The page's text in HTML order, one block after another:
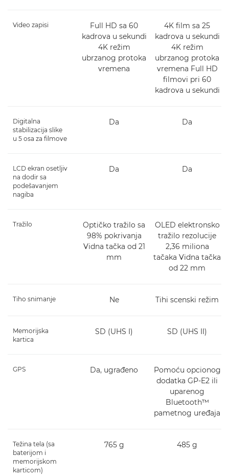
Video zapisi
Full HD sa 60
kadrova u sekundi
4K režim
ubrzanog protoka
vremena
4K film sa 25
kadrova u sekundi
4K režim
ubrzanog protoka
vremena Full HD
filmovi pri 60
kadrova u sekundi
Digitalna
stabilizacija slike
u 5 osa za filmove
Da Da
LCD ekran osetljiv
na dodir sa
podešavanjem
nagiba
Da Da
Tražilo
Optičko tražilo sa
98% pokrivanja
Vidna tačka od 21
mm
OLED elektronsko
tražilo rezolucije
2,36 miliona
tačaka Vidna tačka
od 22 mm
Tiho snimanje Ne Tihi scenski režim
Memorijska
kartica
SD (UHS I) SD (UHS II)
GPS Da, ugrađeno
Pomoću opcionog
dodatka GP-E2 ili
uparenog
Bluetooth™
pametnog uređaja
Težina tela (sa
baterijom i
memorijskom
karticom)
765 g 485 g